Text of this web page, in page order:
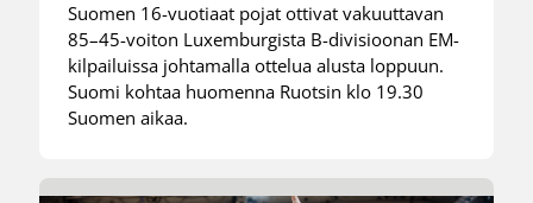
Suomen 16-vuotiaat pojat ottivat vakuuttavan
85–45-voiton Luxemburgista B-divisioonan EM-
kilpailuissa johtamalla ottelua alusta loppuun.
Suomi kohtaa huomenna Ruotsin klo 19.30
Suomen aikaa.